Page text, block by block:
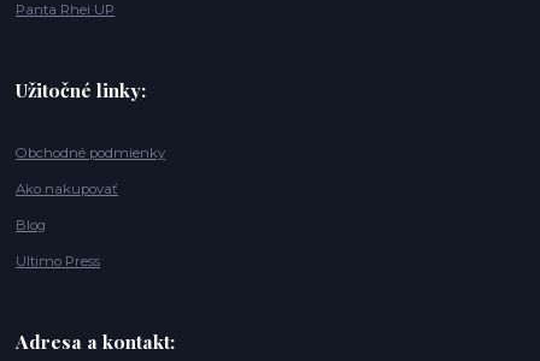
Panta Rhei UP
Užitočné linky:
Obchodné podmienky
Ako nakupovať
Blog
Ultimo Press
Adresa a kontakt: